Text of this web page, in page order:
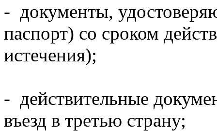
- документы,
паспорт) со сроком
истечения);
- действительные
въезд в третью страну;